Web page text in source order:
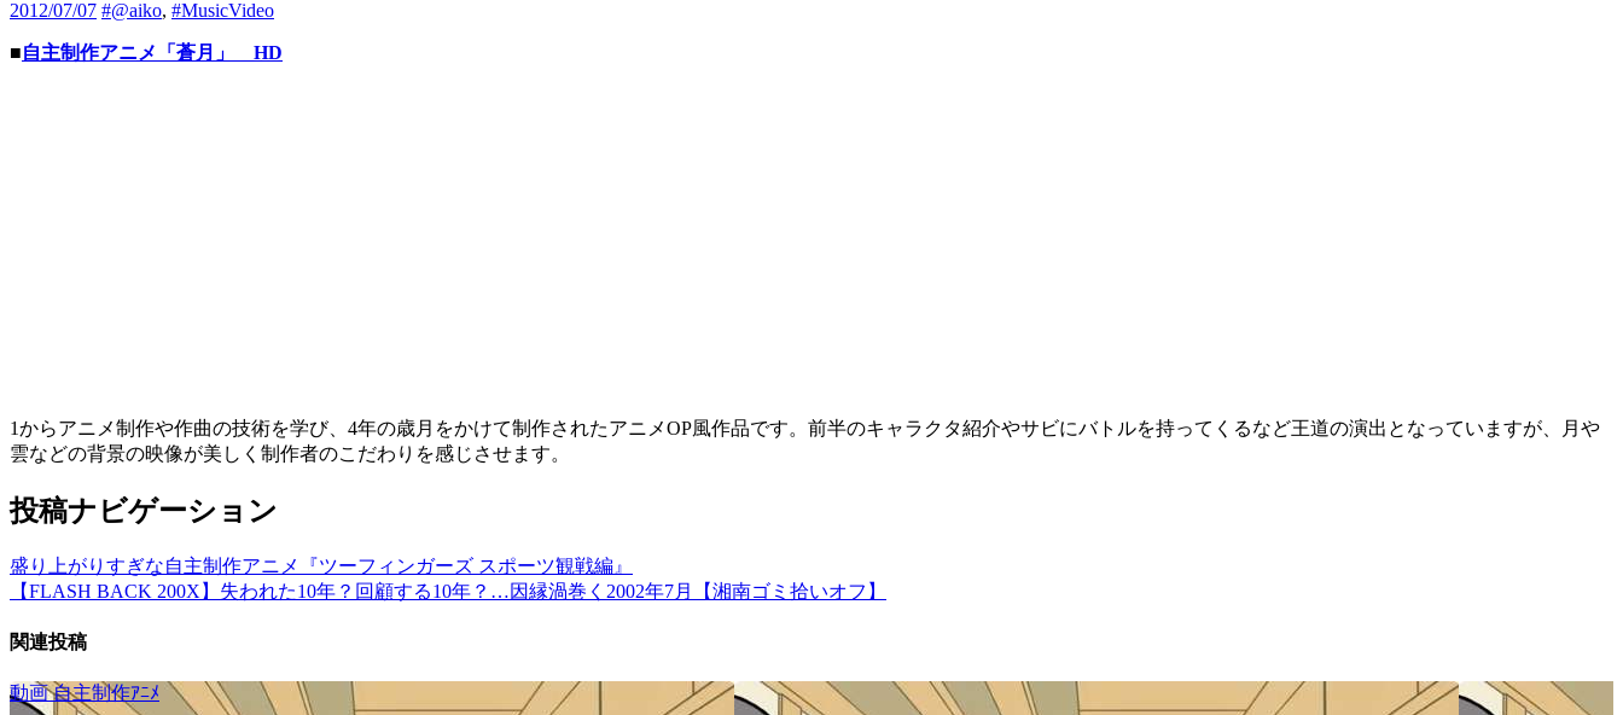
2012/07/07 #@aiko, #MusicVideo
■自主制作アニメ「蒼月」 HD
1からアニメ制作や作曲の技術を学び、4年の歳月をかけて制作されたアニメOP風作品です。前半のキャラクタ紹介やサビにバトルを持ってくるなど王道の演出となっていますが、月や
雲などの背景の映像が美しく制作者のこだわりを感じさせます。
投稿ナビゲーション
盛り上がりすぎな自主制作アニメ『ツーフィンガーズ スポーツ観戦編』
【FLASH BACK 200X】失われた10年？回顧する10年？…因縁渦巻く2002年7月【湘南ゴミ拾いオフ】
関連投稿
動画自主制作ｱﾆﾒ